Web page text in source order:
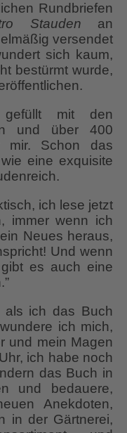
Rundbriefen
Stauden an
versendet
sich kaum,
bestürmt wurde,
mit den
und über 400
Schon das
eine exquisite
ich lese jetzt
immer wenn ich
Neues heraus,
Und wenn
es auch eine
ich das Buch
ich mich,
und mein Magen
ich habe noch
das Buch in
und bedauere,
Anekdoten,
in der Gärtnerei,